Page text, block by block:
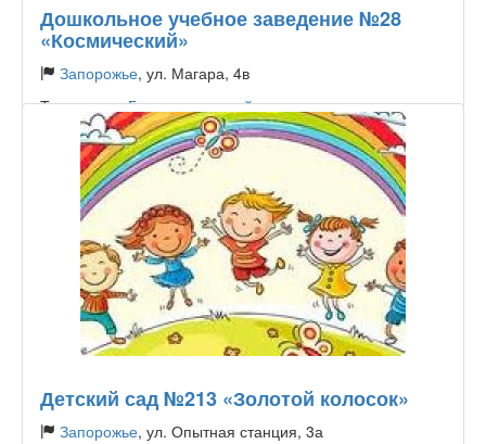
Дошкольное учебное заведение №28
«Космический»
Запорожье, ул. Магара, 4в
Тип садика:Государственный
Детский сад №213 «Золотой колосок»
Запорожье, ул. Опытная станция, 3а